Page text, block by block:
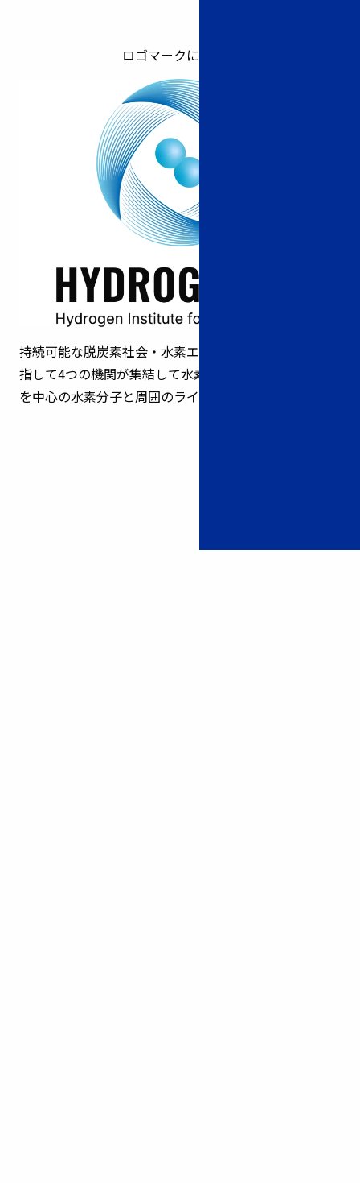
ロゴマークについて
持続可能な脱炭素社会・水素エネルギー社会の実現を目
指して4つの機関が集結して水素研究を行っていく様子
を中心の水素分子と周囲のラインで表現しています。